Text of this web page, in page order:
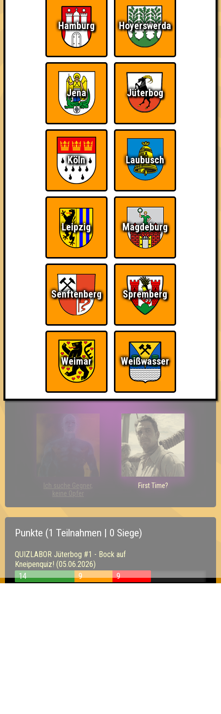
Quizveteran
Wir sind immer bei
Nerven aus Stahl
The Amount of
Teilnahmen is too
damn high
Ich war da, vor 3000
Da-Da Da! Da-Da Da!
Teil der Oberschicht Knapp daneben!
So kurz vorm Sieg! Wir sind ERSTER?!
Ich suche Gegner,
keine Opfer
First Time?
Punkte (1 Teilnahmen | 0 Siege)
QUIZLABOR Jüterbog #1 - Bock auf
Kneipenquiz! (05.06.2026)
14
9 9
Hamburg Hoyerswerda
Jena Jüterbog
Köln Laubusch
Leipzig Magdeburg
Senftenberg Spremberg
Weimar Weißwasser